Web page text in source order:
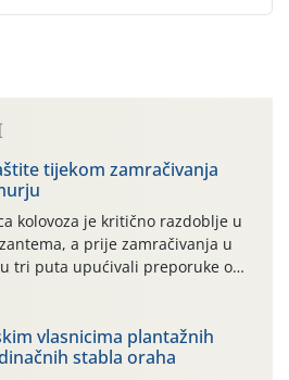
tijekom zamračivanja
kolovoza je kritično razdoblje u
a prije zamračivanja u
tri puta upućivali preporuke o
krizantema od najčešćih
i fito-fagnih grinja (23.7., 14.7.,
mjeseca je zabilježeno je
meteorološko razdoblje, uz
vlasnicima plantažnih
stabla oraha